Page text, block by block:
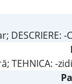
DESCRIERE:
TEHNICA: -